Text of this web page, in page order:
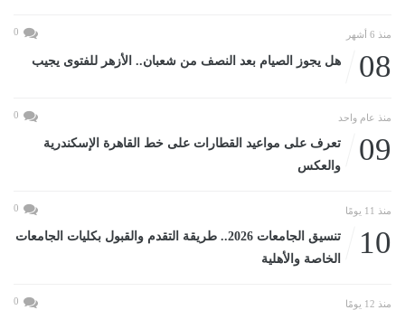
منذ 6 أشهر 0
08 هل يجوز الصيام بعد النصف من شعبان.. الأزهر للفتوى يجيب
منذ عام واحد 0
09
تعرف على مواعيد القطارات على خط القاهرة الإسكندرية
والعكس
منذ 11 يومًا 0
10
تنسيق الجامعات 2026.. طريقة التقدم والقبول بكليات الجامعات
الخاصة والأهلية
منذ 12 يومًا 0